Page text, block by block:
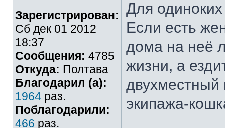
Зарегистрирован:
Сб дек 01 2012
18:37
Сообщения: 4785
Откуда: Полтава
Благодарил (а):
1964 раз.
Поблагодарили:
466 раз.
Для
Если есть
дома на неё
жизни, а
двухместный
экипажа-